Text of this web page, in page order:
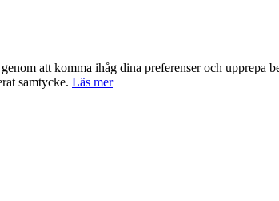
att komma ihåg dina preferenser och
samtycke. Läs mer